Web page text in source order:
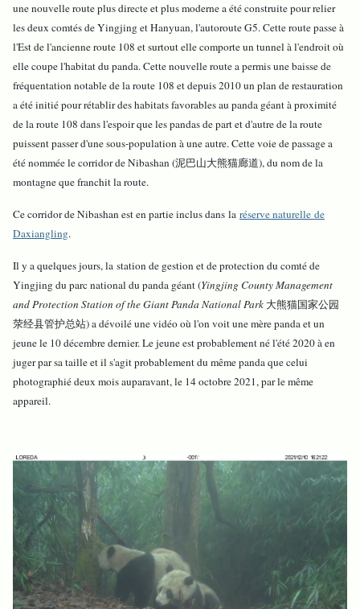
une nouvelle route plus directe et plus moderne a été construite pour relier
les deux comtés de Yingjing et Hanyuan, l'autoroute G5. Cette route passe à
l'Est de l'ancienne route 108 et surtout elle comporte un tunnel à l'endroit où
elle coupe l'habitat du panda. Cette nouvelle route a permis une baisse de
fréquentation notable de la route 108 et depuis 2010 un plan de restauration
a été initié pour rétablir des habitats favorables au panda géant à proximité
de la route 108 dans l'espoir que les pandas de part et d'autre de la route
puissent passer d'une sous-population à une autre. Cette voie de passage a
été nommée le corridor de Nibashan (泥巴山大熊猫廊道), du nom de la
montagne que franchit la route.
Ce corridor de Nibashan est en partie inclus dans la réserve naturelle de
Daxiangling.
Il y a quelques jours, la station de gestion et de protection du comté de
Yingjing du parc national du panda géant (Yingjing County Management
and Protection Station of the Giant Panda National Park 大熊猫国家公园
荥经县管护总站) a dévoilé une vidéo où l'on voit une mère panda et un
jeune le 10 décembre dernier. Le jeune est probablement né l'été 2020 à en
juger par sa taille et il s'agit probablement du même panda que celui
photographié deux mois auparavant, le 14 octobre 2021, par le même
appareil.